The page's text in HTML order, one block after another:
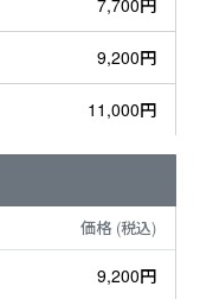
9,200円
11,000円
価格 (税込)
9,200円